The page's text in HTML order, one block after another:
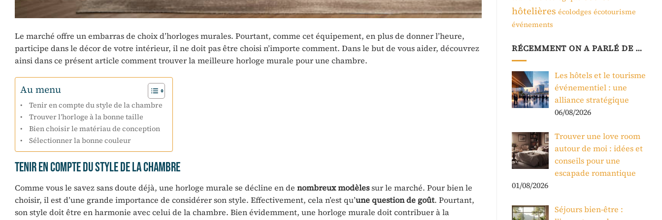
Le marché offre un embarras de choix d’horloges murales. Pourtant, comme cet équipement, en plus de donner l’heure,
participe dans le décor de votre intérieur, il ne doit pas être choisi n’importe comment. Dans le but de vous aider, découvrez
ainsi dans ce présent article comment trouver la meilleure horloge murale pour une chambre.
Au menu
Tenir en compte du style de la chambre
Trouver l’horloge à la bonne taille
Bien choisir le matériau de conception
Sélectionner la bonne couleur
Tenir en compte du style de la chambre
Comme vous le savez sans doute déjà, une horloge murale se décline en de nombreux modèlessur le marché. Pour bien le
choisir, il est d’une grande importance de considérer son style. Effectivement, cela n’est qu’une question de goût. Pourtant,
son style doit être en harmonie avec celui de la chambre. Bien évidemment, une horloge murale doit contribuer à la
hôtelières écolodges écotourisme
événements
RÉCEMMENT ON A PARLÉ DE …
Les hôtels et le tourisme
événementiel : une
alliance stratégique
06/08/2026
Trouver une love room
autour de moi : idées et
conseils pour une
escapade romantique
01/08/2026
Séjours bien-être :